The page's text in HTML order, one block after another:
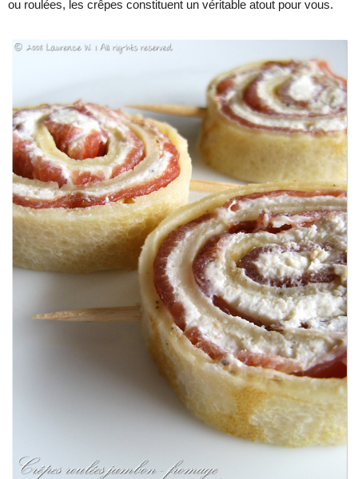
ou roulées, les crêpes constituent un véritable atout pour vous.